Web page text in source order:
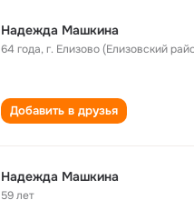
Надежда Машкина
64 года,г. Елизово (Елизовский
Добавить в друзья
Надежда Машкина
59 лет